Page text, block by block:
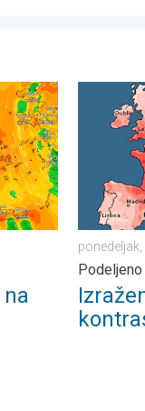
Evrope. Vrućina i
Izražen
ponedeljak,